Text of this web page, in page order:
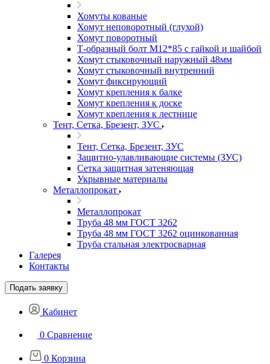
Хомуты кованые
Хомут неповоротный (глухой)
Хомут поворотный
Т-образный болт М12*85 с гайкой и шайбой
Хомут стыковочный наружный 48мм
Хомут стыковочный внутренний
Хомут фиксирующий
Хомут крепления к балке
Хомут крепления к доске
Хомут крепления к лестнице
Тент, Сетка, Брезент, ЗУС
Тент, Сетка, Брезент, ЗУС
Защитно-улавливающие системы (ЗУС)
Сетка защитная затеняющая
Укрывные материалы
Металлопрокат
Металлопрокат
Труба 48 мм ГОСТ 3262
Труба 48 мм ГОСТ 3262 оцинкованная
Труба стальная электросварная
Галерея
Контакты
Подать заявку
Кабинет
0 Сравнение
0 Корзина